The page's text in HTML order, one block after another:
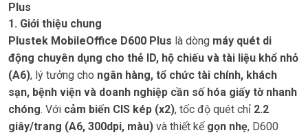
Plus
1. Giới thiệu chung
Plustek MobileOffice D600 Plus là dòng máy quét di
động chuyên dụng cho thẻ ID, hộ chiếu và tài liệu khổ nhỏ
(A6), lý tưởng cho ngân hàng, tổ chức tài chính, khách
sạn, bệnh viện và doanh nghiệp cần số hóa giấy tờ nhanh
chóng. Với cảm biến CIS kép (x2), tốc độ quét chỉ 2.2
giây/trang (A6, 300dpi, màu) và thiết kế gọn nhẹ, D600